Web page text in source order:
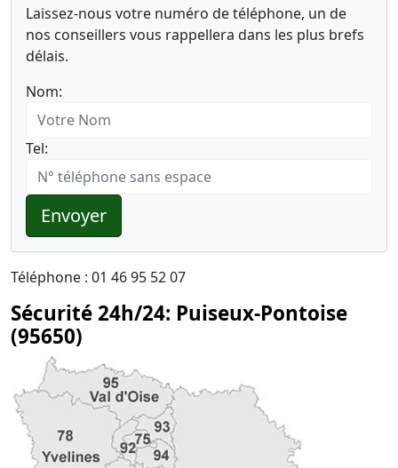
Laissez-nous votre numéro de téléphone, un de
nos conseillers vous rappellera dans les plus brefs
délais.
Nom:
Tel:
Envoyer
Téléphone : 01 46 95 52 07
Sécurité 24h/24: Puiseux-Pontoise
(95650)